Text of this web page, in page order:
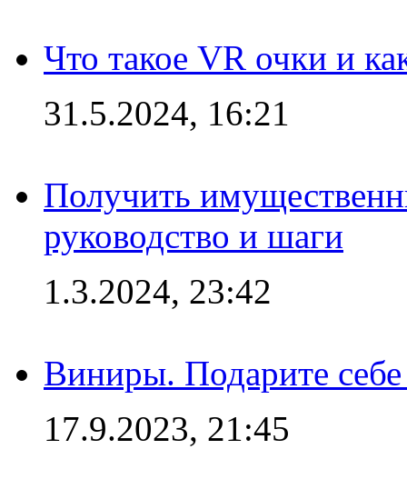
Что такое VR очки и
31.5.2024, 16:21
Получить
руководство и шаги
1.3.2024, 23:42
Виниры. Подарите
17.9.2023, 21:45